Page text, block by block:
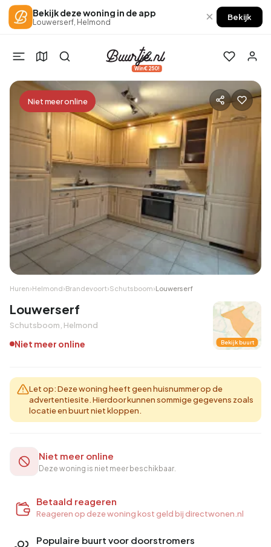
Bekijk deze woning in de app
Louwerserf, Helmond × Bekijk
Win €250!
Niet meer online
Huren›Helmond›Brandevoort›Schutsboom›Louwerserf
Louwerserf
Schutsboom, Helmond
Niet meer online Bekijk buurt
Let op: Deze woning heeft geen huisnummer op de
advertentiesite. Hierdoor kunnen sommige gegevens zoals
locatie en buurt niet kloppen.
Betaald reageren
Reageren op deze woning kost geld bij directwonen.nl
Populaire buurt voor doorstromers
Niet meer online
Deze woning is niet meer beschikbaar.